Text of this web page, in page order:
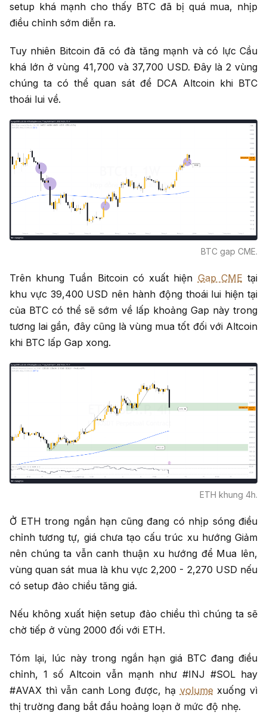
setup khá mạnh cho thấy BTC đã bị quá mua, nhịp
điều chỉnh sớm diễn ra.
Tuy nhiên Bitcoin đã có đà tăng mạnh và có lực Cầu
khá lớn ở vùng 41,700 và 37,700 USD. Đây là 2 vùng
chúng ta có thể quan sát để DCA Altcoin khi BTC
thoái lui về.
BTC gap CME.
Trên khung Tuần Bitcoin có xuất hiện Gap CME tại
khu vực 39,400 USD nên hành động thoái lui hiện tại
của BTC có thể sẽ sớm về lấp khoảng Gap này trong
tương lai gần, đây cũng là vùng mua tốt đối với Altcoin
khi BTC lấp Gap xong.
ETH khung 4h.
Ở ETH trong ngắn hạn cũng đang có nhịp sóng điều
chỉnh tương tự, giá chưa tạo cấu trúc xu hướng Giảm
nên chúng ta vẫn canh thuận xu hướng để Mua lên,
vùng quan sát mua là khu vực 2,200 - 2,270 USD nếu
có setup đảo chiều tăng giá.
Nếu không xuất hiện setup đảo chiều thì chúng ta sẽ
chờ tiếp ở vùng 2000 đối với ETH.
Tóm lại, lúc này trong ngắn hạn giá BTC đang điều
chỉnh, 1 số Altcoin vẫn mạnh như #INJ #SOL hay
#AVAX thì vẫn canh Long được, hạ volume xuống vì
thị trường đang bắt đầu hoảng loạn ở mức độ nhẹ.